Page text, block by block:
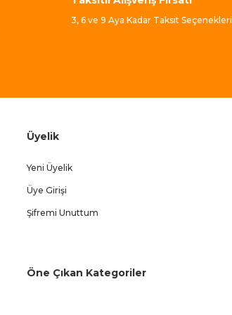
3, 6 ve 9 Aya Kadar Taksit Seçenekleri
Üyelik
Yeni Üyelik
Üye Girişi
Şifremi Unuttum
Öne Çıkan Kategoriler